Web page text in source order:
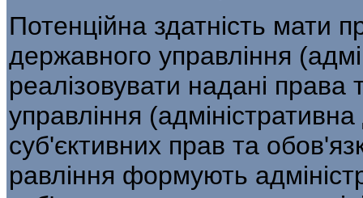
Потенційна здатність мати
державного управління
реалізовувати надані
управління (адміністративна
суб'єктивних прав та
равління формують